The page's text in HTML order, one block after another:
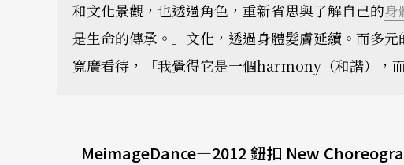
和文化景觀，也透過角色，重新省思與了解自己的身
是生命的傳承。」文化，透過身體髮膚延續。而多
寬廣看待，「我覺得它是一個harmony（和諧），而
MeimageDance—2012 鈕扣 New